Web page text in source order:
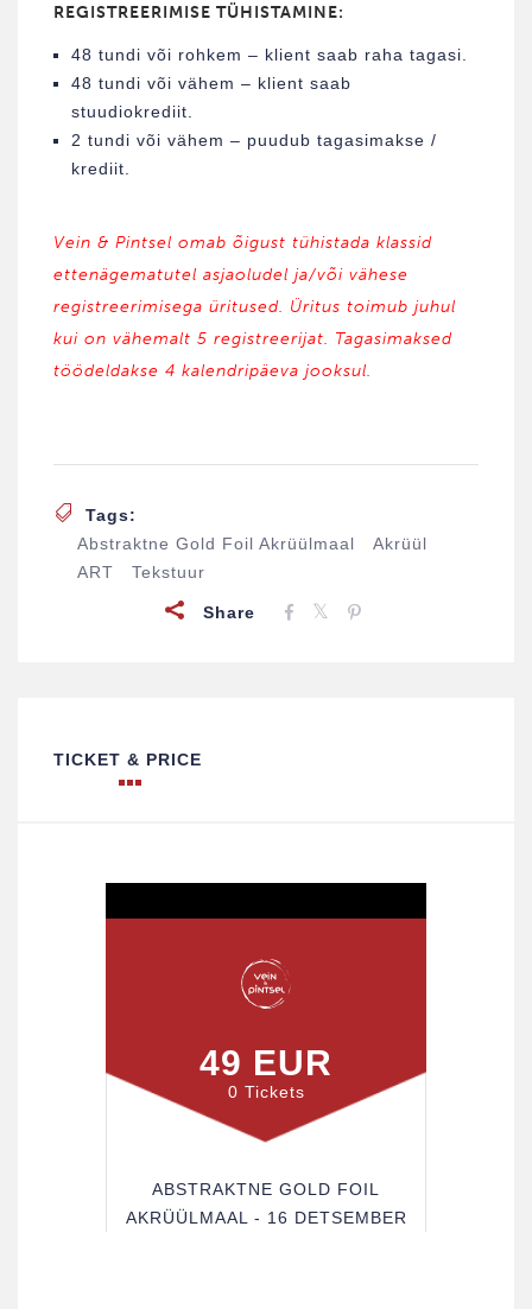
REGISTREERIMISE TÜHISTAMINE:
48 tundi või rohkem – klient saab raha tagasi.
48 tundi või vähem – klient saab
stuudiokrediit.
2 tundi või vähem – puudub tagasimakse /
krediit.
Vein & Pintsel omab õigust tühistada klassid
ettenägematutel asjaoludel ja/või vähese
registreerimisega üritused. Üritus toimub juhul
kui on vähemalt 5 registreerijat. Tagasimaksed
töödeldakse 4 kalendripäeva jooksul.
Tags:
Abstraktne Gold Foil Akrüülmaal
Akrüül
ART
Tekstuur
Share
TICKET & PRICE
49 EUR
0 Tickets
ABSTRAKTNE GOLD FOIL
AKRÜÜLMAAL - 16 DETSEMBER